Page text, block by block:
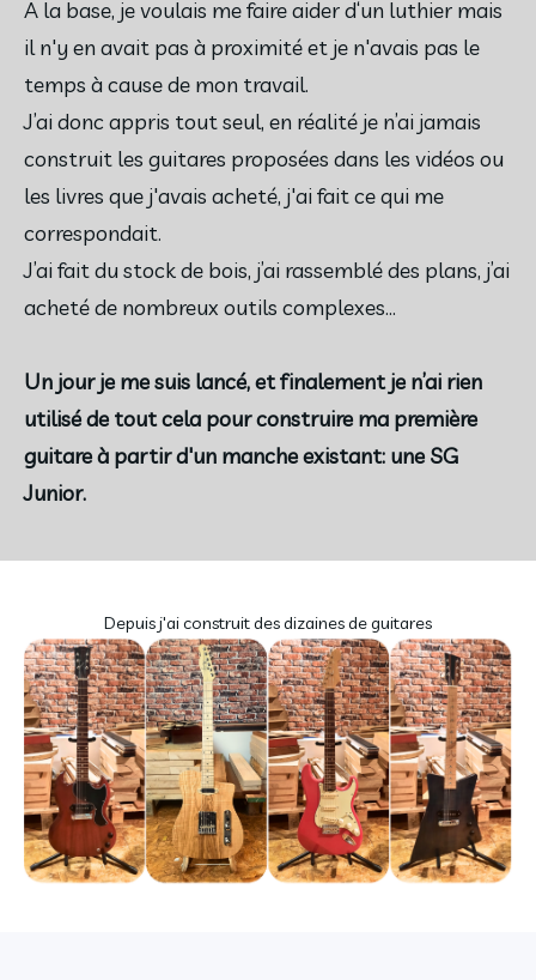
A la base, je voulais me faire aider d‘un luthier mais
il n'y en avait pas à proximité et je n'avais pas le
temps à cause de mon travail.
J’ai donc appris tout seul, en réalité je n’ai jamais
construit les guitares proposées dans les vidéos ou
les livres que j'avais acheté, j'ai fait ce qui me
correspondait.
J’ai fait du stock de bois, j’ai rassemblé des plans, j’ai
acheté de nombreux outils complexes...
Un jour je me suis lancé, et finalement je n’ai rien
utilisé de tout cela pour construire ma première
guitare à partir d'un manche existant: une SG
Junior.
Depuis j'ai construit des dizaines de guitares